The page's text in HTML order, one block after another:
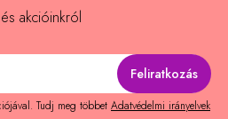
akcióinkról
Tudj meg többet Adatvédelmi irányelvek